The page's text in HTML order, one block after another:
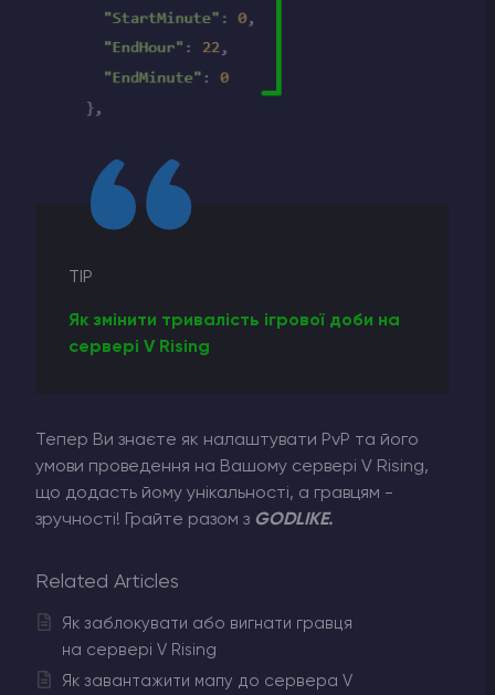
TIP
Як змінити тривалість ігрової доби на
сервері V Rising
Тепер Ви знаєте як налаштувати PvP та його
умови проведення на Вашому сервері V Rising,
що додасть йому унікальності, а гравцям -
зручності! Грайте разом з GODLIKE.
Related Articles
Як заблокувати або вигнати гравця
на сервері V Rising
Як завантажити мапу до сервера V